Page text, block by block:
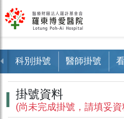
科別掛號 醫師掛號
掛號資料
(尚未完成掛號，請填妥